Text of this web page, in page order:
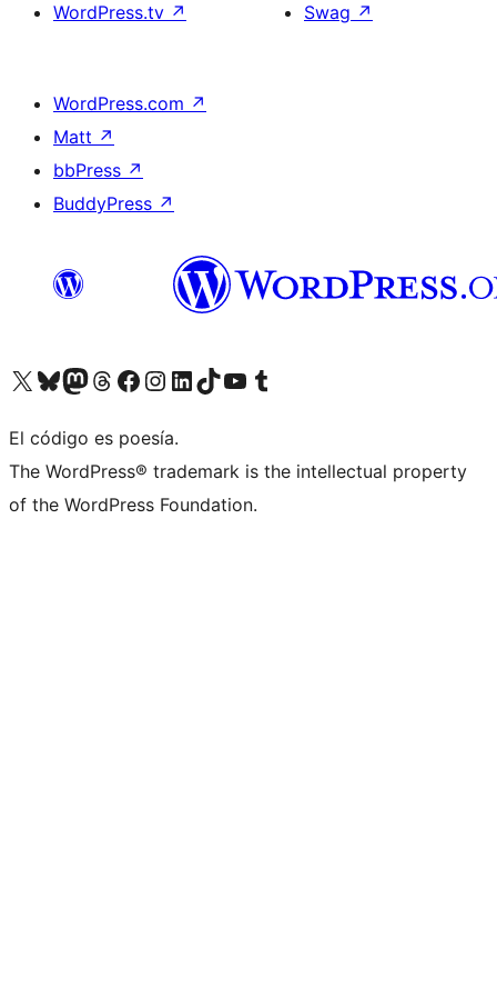
WordPress.tv ↗
Swag ↗
WordPress.com ↗
Matt ↗
bbPress ↗
BuddyPress ↗
Visita nuestra cuenta de X (anteriormente Twitter)
Visita nuestra cuenta de Bluesky
Visita nuestra cuenta de Mastodon
Visita nuestra cuenta de Threads
Visita nuestra página de Facebook
Visita nuestra cuenta de Instagram
Visita nuestra cuenta de LinkedIn
Visita nuestra cuenta de TikTok
Visita nuestro canal de YouTube
Visita nuestra cuenta de Tumblr
El código es poesía.
The WordPress® trademark is the intellectual property
of the WordPress Foundation.